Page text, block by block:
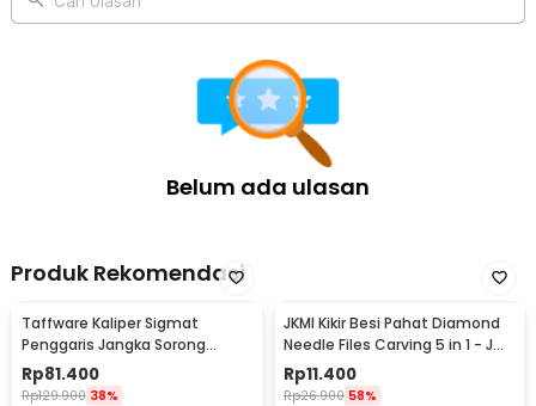
1 x Panduan Penggunaan
Belum ada ulasan
Produk Rekomendasi
Taffware Kaliper Sigmat
Penggaris Jangka Sorong
Digital LCD 150mm - SH20
Rp81.400
Rp129.900 38%
JKMI Kikir Besi Pahat Diamond
Needle Files Carving 5 in 1 - JM-
FL1-1
Rp11.400
Rp26.900 58%